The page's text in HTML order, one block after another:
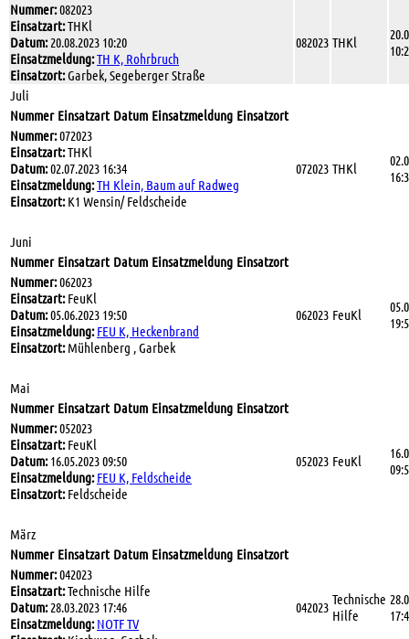
Nummer:082023
Einsatzart:THKl
Datum:20.08.2023 10:20
Einsatzmeldung:TH K, Rohrbruch
Einsatzort:Garbek, Segeberger Straße
082023 THKl
Juli
Nummer Einsatzart Datum Einsatzmeldung Einsatzort
Nummer:072023
Einsatzart:THKl
Datum:02.07.2023 16:34
Einsatzmeldung:TH Klein, Baum auf Radweg
Einsatzort:K1 Wensin/ Feldscheide
072023 THKl
Juni
Nummer Einsatzart Datum Einsatzmeldung Einsatzort
Nummer:062023
Einsatzart:FeuKl
Datum:05.06.2023 19:50
Einsatzmeldung: FEU K, Heckenbrand
Einsatzort:Mühlenberg , Garbek
062023 FeuKl
Mai
Nummer Einsatzart Datum Einsatzmeldung Einsatzort
Nummer:052023
Einsatzart:FeuKl
Datum:16.05.2023 09:50
Einsatzmeldung: FEU K, Feldscheide
Einsatzort:Feldscheide
052023 FeuKl
März
Nummer Einsatzart Datum Einsatzmeldung Einsatzort
Nummer:042023
Einsatzart:Technische Hilfe
Datum:28.03.2023 17:46
Einsatzmeldung: NOTF TV
042023 Technische
Hilfe